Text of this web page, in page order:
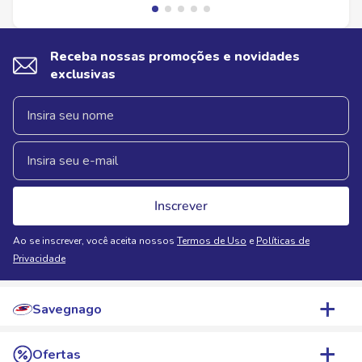
Receba nossas promoções e novidades
exclusivas
Inscrever
Ao se inscrever, você aceita nossos Termos de Uso e Políticas de
Privacidade
Savegnago
Quem Somos
Ofertas